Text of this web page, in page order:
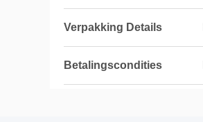
Verpakking Details
Betalingscondities